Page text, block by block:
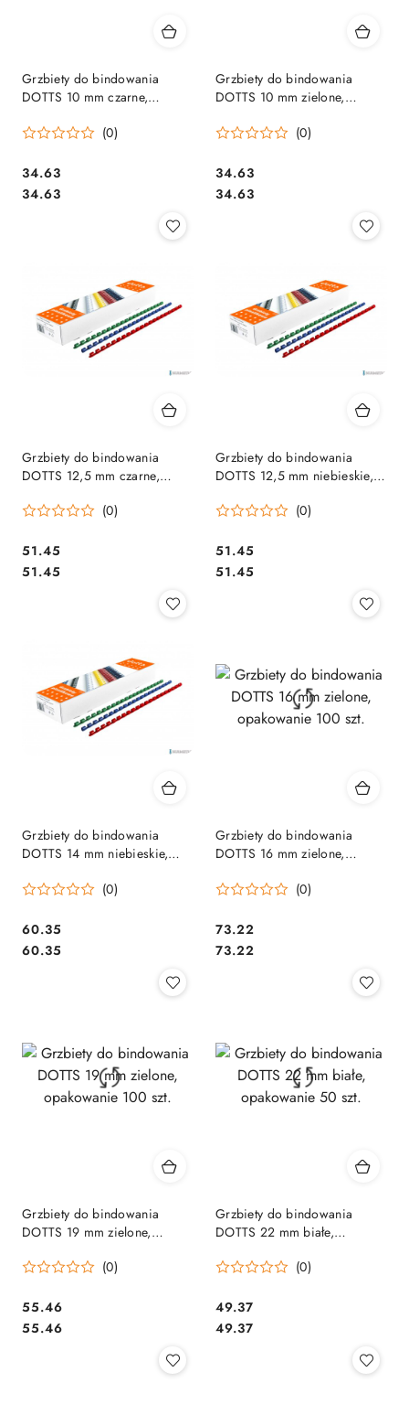
Grzbiety do bindowania
DOTTS 10 mm czarne,
(0)
Cena:
34.63
Cena:
34.63
Grzbiety do bindowania
DOTTS 10 mm zielone,
(0)
Cena:
34.63
Cena:
34.63
Grzbiety do bindowania
DOTTS 12,5 mm czarne,
(0)
Cena:
51.45
Cena:
51.45
Grzbiety do bindowania
DOTTS 12,5 mm niebieskie,
(0)
Cena:
51.45
Cena:
51.45
Grzbiety do bindowania
DOTTS 14 mm niebieskie,
(0)
Cena:
60.35
Cena:
60.35
Grzbiety do bindowania
DOTTS 16 mm zielone,
(0)
Cena:
73.22
Cena:
73.22
Grzbiety do bindowania
DOTTS 19 mm zielone,
(0)
Cena:
55.46
Cena:
55.46
Grzbiety do bindowania
DOTTS 22 mm białe,
(0)
Cena:
49.37
Cena:
49.37